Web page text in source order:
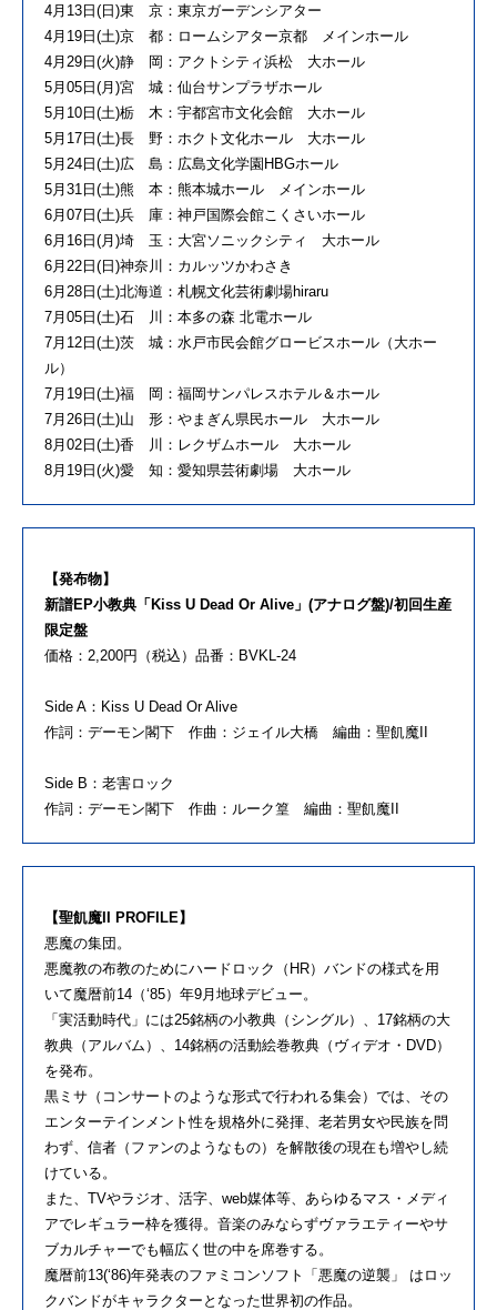
4月13日(日)東 京：東京ガーデンシアター
4月19日(土)京 都：ロームシアター京都 メインホール
4月29日(火)静 岡：アクトシティ浜松 大ホール
5月05日(月)宮 城：仙台サンプラザホール
5月10日(土)栃 木：宇都宮市文化会館 大ホール
5月17日(土)長 野：ホクト文化ホール 大ホール
5月24日(土)広 島：広島文化学園HBGホール
5月31日(土)熊 本：熊本城ホール メインホール
6月07日(土)兵 庫：神戸国際会館こくさいホール
6月16日(月)埼 玉：大宮ソニックシティ 大ホール
6月22日(日)神奈川：カルッツかわさき
6月28日(土)北海道：札幌文化芸術劇場hiraru
7月05日(土)石 川：本多の森 北電ホール
7月12日(土)茨 城：水戸市民会館グロービスホール（大ホー
ル）
7月19日(土)福 岡：福岡サンパレスホテル＆ホール
7月26日(土)山 形：やまぎん県民ホール 大ホール
8月02日(土)香 川：レクザムホール 大ホール
8月19日(火)愛 知：愛知県芸術劇場 大ホール
【発布物】
新譜EP小教典「Kiss U Dead Or Alive」(アナログ盤)/初回生産
限定盤
価格：2,200円（税込）品番：BVKL-24
Side A：Kiss U Dead Or Alive
作詞：デーモン閣下 作曲：ジェイル大橋 編曲：聖飢魔II
Side B：老害ロック
作詞：デーモン閣下 作曲：ルーク篁 編曲：聖飢魔II
【聖飢魔II PROFILE】
悪魔の集団。
悪魔教の布教のためにハードロック（HR）バンドの様式を用
いて魔暦前14（‘85）年9月地球デビュー。
「実活動時代」には25銘柄の小教典（シングル）、17銘柄の大
教典（アルバム）、14銘柄の活動絵巻教典（ヴィデオ・DVD）
を発布。
黒ミサ（コンサートのような形式で行われる集会）では、その
エンターテインメント性を規格外に発揮、老若男女や民族を問
わず、信者（ファンのようなもの）を解散後の現在も増やし続
けている。
また、TVやラジオ、活字、web媒体等、あらゆるマス・メディ
アでレギュラー枠を獲得。音楽のみならずヴァラエティーやサ
ブカルチャーでも幅広く世の中を席巻する。
魔暦前13(‘86)年発表のファミコンソフト「悪魔の逆襲」 はロッ
クバンドがキャラクターとなった世界初の作品。